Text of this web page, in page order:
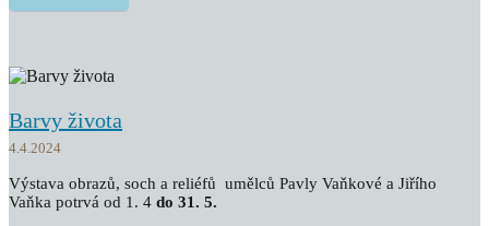
Barvy života
4.4.2024
Výstava obrazů, soch a reliéfů umělců Pavly Vaňkové a Jiřího
Vaňka potrvá od 1. 4 do 31. 5.